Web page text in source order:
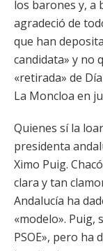
los barones y, a
agradeció de
que han
candidata» y no
«retirada» de
La Moncloa en
Quienes sí la
presidenta
Ximo Puig.
clara y tan
Andalucía ha
«modelo». Puig,
PSOE», pero ha